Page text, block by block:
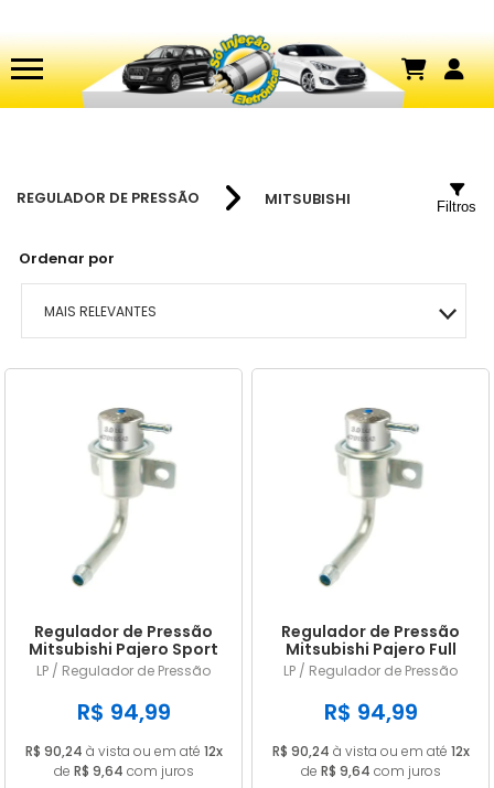
REGULADOR DE PRESSÃO MITSUBISHI
Ordenar por
MAIS RELEVANTES
MAIS VENDIDOS
MENOR PREÇO
MAIOR PREÇO
Filtros
Regulador de Pressão
Mitsubishi Pajero Sport
3.0L 24V 1998/... em
diante LP242
LP / Regulador de Pressão
R$ 94,99
R$ 90,24 à vista ou em até 12x
de R$ 9,64 com juros
Regulador de Pressão
Mitsubishi Pajero Full
V45 3.5L 24v 1995/...
2000 LP242
LP / Regulador de Pressão
R$ 94,99
R$ 90,24 à vista ou em até 12x
de R$ 9,64 com juros